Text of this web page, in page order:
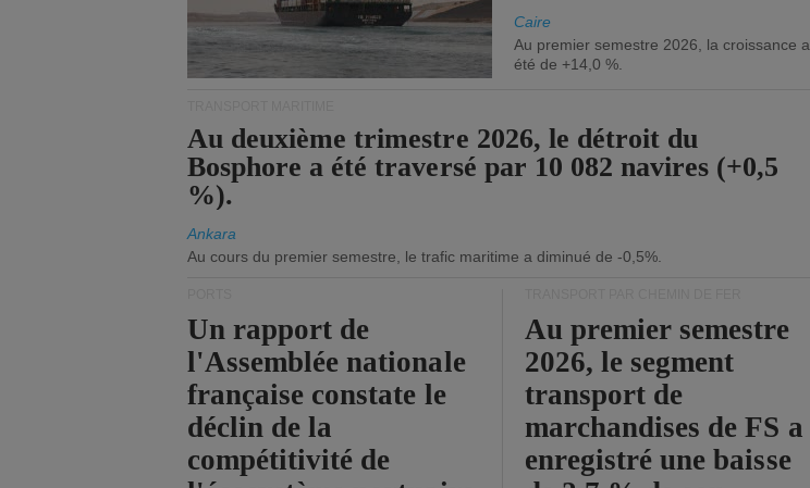
Caire
Au premier semestre 2026, la croissance a
été de +14,0 %.
Au deuxième trimestre 2026, le détroit du
Bosphore a été traversé par 10 082 navires (+0,5
%).
Ankara
Au cours du premier semestre, le trafic maritime a diminué de -0,5%.
Un rapport de
l'Assemblée nationale
française constate le
déclin de la
compétitivité de
Au premier semestre
2026, le segment
transport de
marchandises de FS a
enregistré une baisse